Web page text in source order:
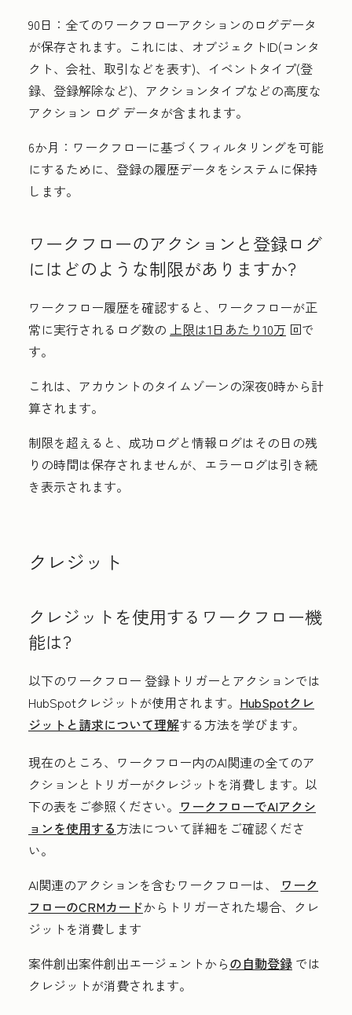
90日： 全てのワークフローアクションのログデータ
が保存されます。これには、オブジェクトID(コンタ
クト、会社、取引などを表す)、イベントタイプ(登
録、登録解除など)、アクションタイプなどの高度な
アクション ログ データが含まれます。
6か月： ワークフローに基づくフィルタリングを可能
にするために、登録の履歴データをシステムに保持
します。
ワークフローのアクションと登録ログ
にはどのような制限がありますか?
ワークフロー履歴を確認すると、ワークフローが正
常に実行されるログ数の 上限は1日あたり10万 回で
す。
これは、アカウントのタイムゾーンの深夜0時から計
算されます。
制限を超えると、成功ログと情報ログはその日の残
りの時間は保存されませんが、エラーログは引き続
き表示されます。
クレジット
クレジットを使用するワークフロー機
能は?
以下のワークフロー 登録トリガーとアクションでは
HubSpotクレジットが使用されます。 HubSpotクレ
ジットと請求について理解する方法を学びます。
現在のところ、ワークフロー内のAI関連の全てのア
クションとトリガーがクレジットを消費します。以
下の表をご参照ください。 ワークフローでAIアクシ
ョンを使用する方法について詳細をご確認くださ
い。
AI関連のアクションを含むワークフローは、 ワーク
フローのCRMカードからトリガーされた場合、クレ
ジットを消費します
案件創出案件創出エージェントからの自動登録 では
クレジットが消費されます。